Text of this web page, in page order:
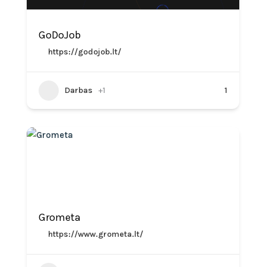
GoDoJob
https://godojob.lt/
Darbas +1 1
Grometa
https://www.grometa.lt/